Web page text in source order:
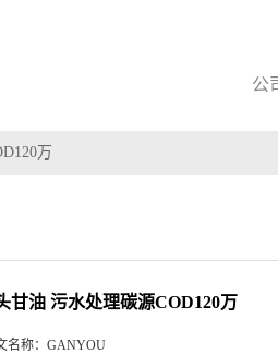
公
万
甘油 污水处理碳源COD120万
名称： GANYOU